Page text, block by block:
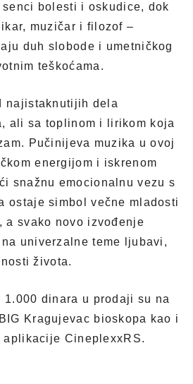
bolesti i oskudice, dok
muzičar i filozof –
duh slobode i umetničkog
teškoćama.
najistaknutijih dela
ali sa toplinom i lirikom koja
Pučinijeva muzika u ovoj
energijom i iskrenom
snažnu emocionalnu vezu s
ostaje simbol večne mladosti
a svako novo izvođenje
univerzalne teme ljubavi,
života.
dinara u prodaji su na
Kragujevac bioskopa kao i
CineplexxRS.